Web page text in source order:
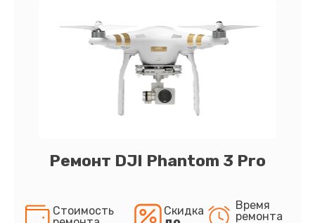
Ремонт DJI Phantom 3 Pro
Стоимость
Скидка
Время
ремонта